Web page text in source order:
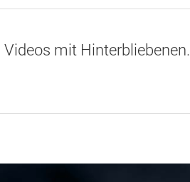
Videos mit Hinterbliebenen.